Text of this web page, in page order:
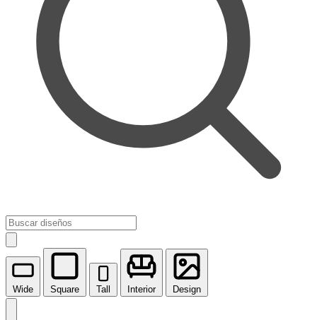
Wide Square Tall Interior Design